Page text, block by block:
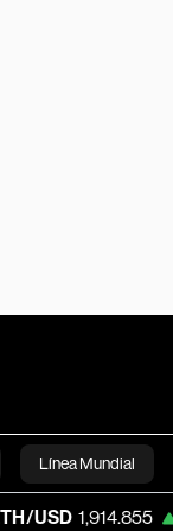
Línea Mundial
Bloomberg
1,914.855 +0.47%